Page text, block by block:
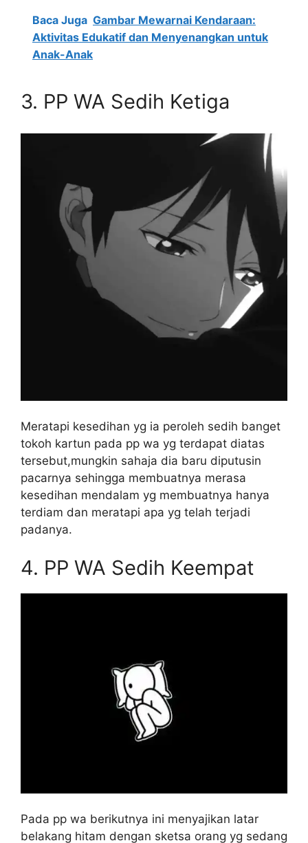
Baca Juga Gambar Mewarnai Kendaraan:
Aktivitas Edukatif dan Menyenangkan untuk
Anak-Anak
3. PP WA Sedih Ketiga
Meratapi kesedihan yg ia peroleh sedih banget
tokoh kartun pada pp wa yg terdapat diatas
tersebut,mungkin sahaja dia baru diputusin
pacarnya sehingga membuatnya merasa
kesedihan mendalam yg membuatnya hanya
terdiam dan meratapi apa yg telah terjadi
padanya.
4. PP WA Sedih Keempat
Pada pp wa berikutnya ini menyajikan latar
belakang hitam dengan sketsa orang yg sedang